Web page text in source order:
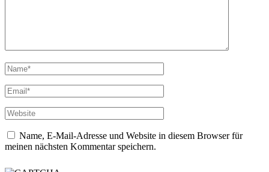
Name, E-Mail-Adresse und Website in diesem Browser für
meinen nächsten Kommentar speichern.